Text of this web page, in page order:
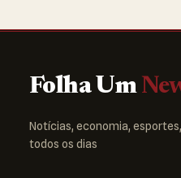
Folha Um
Notícias, economia,
todos os dias